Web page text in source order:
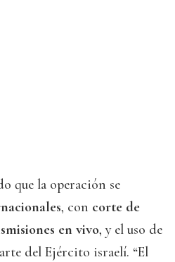
que la operación se
, con corte de
en vivo, y el uso de
del Ejército israelí. “El